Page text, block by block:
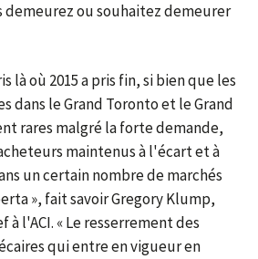
ou souhaitez demeurer
là où 2015 a pris fin, si bien que les
dans le Grand Toronto et le Grand
rares malgré la forte demande,
maintenus à l'écart et à
un certain nombre de marchés
», fait savoir Gregory Klump,
l'ACI. « Le resserrement des
qui entre en vigueur en